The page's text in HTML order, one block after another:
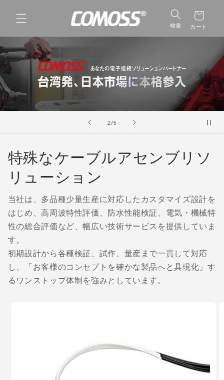
ンツに
進む
検索 カート
2/の
5
特殊なケーブルアセンブリソ
リューション
当社は、多品種少量生産に対応したカスタマイズ設計を
はじめ、高周波特性評価、防水性能検証、電気・機械特
性の総合評価など、幅広い技術サービスを提供していま
す。
初期設計から各種検証、試作、量産まで一貫して対応
し、「お客様のコンセプトを確かな製品へと具現化」す
るワンストップ体制を強みとしています。